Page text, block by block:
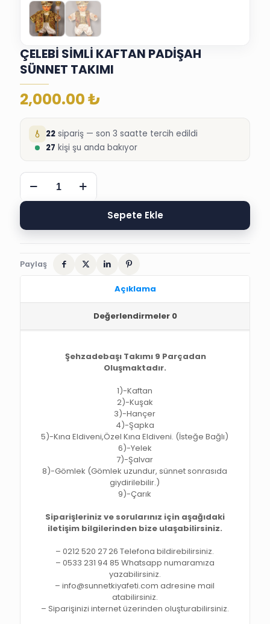
ÇELEBİ SİMLİ KAFTAN PADİŞAH
SÜNNET TAKIMI
2,000.00₺
22 sipariş — son 3 saatte tercih edildi
27 kişi şu anda bakıyor
ÇELEBİ
SİMLİ
KAFTAN
SÜNNET
Sepete Ekle
Paylaş
Açıklama
Değerlendirmeler 0
Şehzadebaşı Takımı 9 Parçadan
Oluşmaktadır.
1)-Kaftan
2)-Kuşak
3)-Hançer
4)-Şapka
5)-Kına Eldiveni,Özel Kına Eldiveni. (İsteğe Bağlı)
6)-Yelek
7)-Şalvar
8)-Gömlek (Gömlek uzundur, sünnet sonrasıda
giydirilebilir.)
9)-Çarık
Siparişleriniz ve sorularınız için aşağıdaki
iletişim bilgilerinden bize ulaşabilirsiniz.
– 0212 520 27 26 Telefona bildirebilirsiniz.
– 0533 231 94 85 Whatsapp numaramıza
yazabilirsiniz.
– info@sunnetkiyafeti.com adresine mail
atabilirsiniz.
– Siparişinizi internet üzerinden oluşturabilirsiniz.